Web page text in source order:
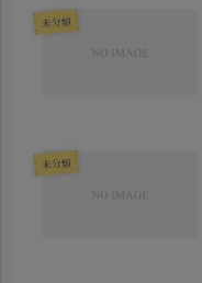
未分類
未分類